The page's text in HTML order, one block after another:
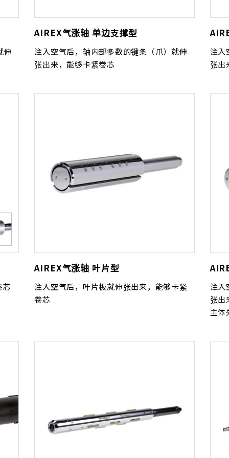
伸
AIREX气涨轴 单边支撑型
注入空气后，轴内部多数的键条（爪）就伸
张出来，能够卡紧卷芯
注入
张出
芯
AIREX气涨轴 叶片型
注入空气后，叶片板就伸张出来，能够卡紧
卷芯
注入
张出
主体